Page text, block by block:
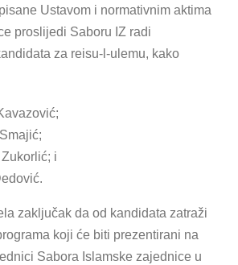
Ustavom i normativnim aktima
proslijedi Saboru IZ radi
za reisu-l-ulemu, kako
i
zaključak da od kandidata zatraži
koji će biti prezentirani na
Sabora Islamske zajednice u